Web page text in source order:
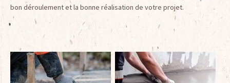
bon déroulement et la bonne réalisation de votre projet.